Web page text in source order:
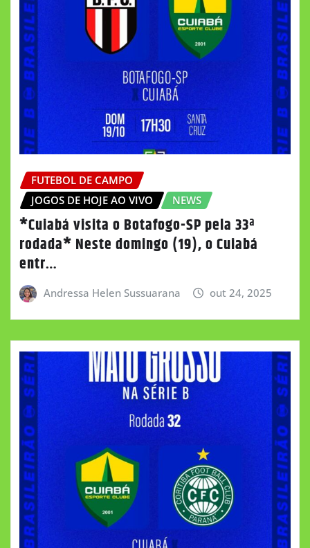
FUTEBOL DE CAMPO
JOGOS DE HOJE AO VIVO
NEWS
*Cuiabá visita o Botafogo-SP pela 33ª
rodada* Neste domingo (19), o Cuiabá
entr…
Andressa Helen Sussuarana out 24, 2025